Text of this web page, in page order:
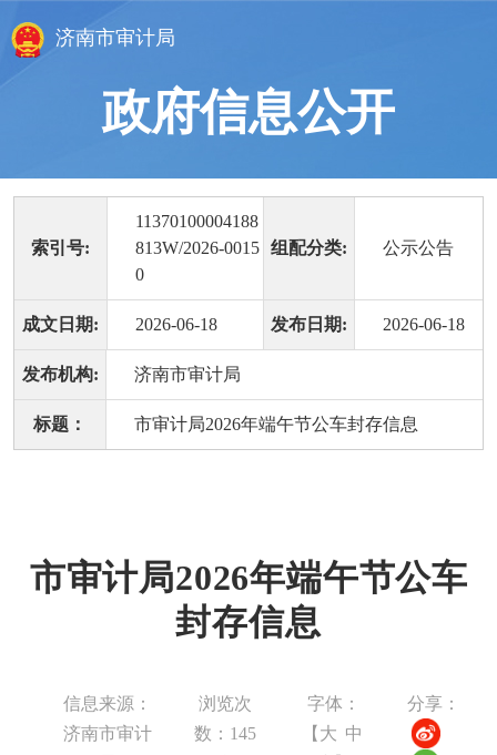
济南市审计局
政府信息公开
索引号:
11370100004188
813W/2026-0015
0
组配分类: 公示公告
成文日期: 2026-06-18 发布日期: 2026-06-18
发布机构: 济南市审计局
标题： 市审计局2026年端午节公车封存信息
市审计局2026年端午节公车
封存信息
信息来源：
济南市审计
浏览次
数： 145
字体：
【 大 中
分享：